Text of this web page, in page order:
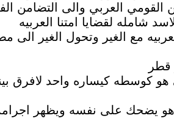
العربي والى التضامن
شامله لقضايا امتنا العربيه
مع الغير وتحول الغير
قطر
هو كوسطه كيساره واحد لافرق
على نفسه ويظهر